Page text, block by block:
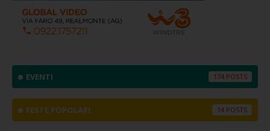
EVENTI 174
FESTE POPOLARI 14